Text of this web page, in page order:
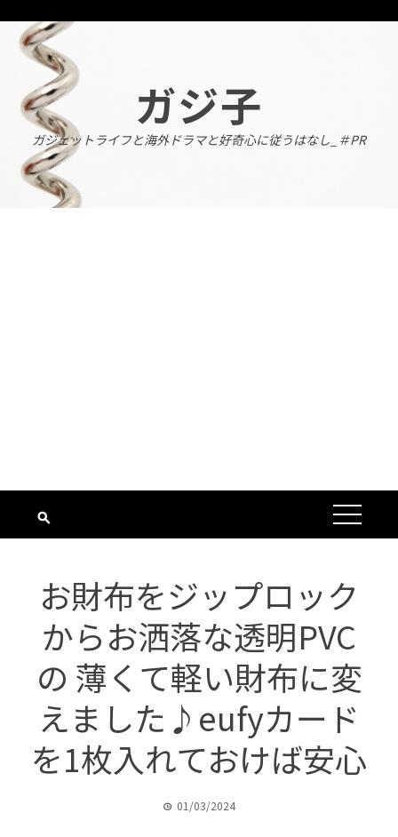
content
ガジ子
ガジェットライフと海外ドラマと好奇心に従うはなし_＃PR
お財布をジップロック
からお洒落な透明PVC
の 薄くて軽い財布に変
えました♪eufyカード
を1枚入れておけば安心
01/03/2024